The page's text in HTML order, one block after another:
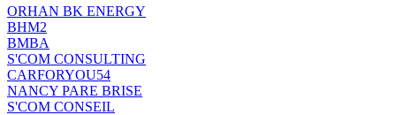
ORHAN BK ENERGY
BHM2
BMBA
S'COM CONSULTING
CARFORYOU54
NANCY PARE BRISE
S'COM CONSEIL